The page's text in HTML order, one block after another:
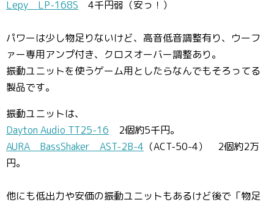
Lepy LP-168S 4千円弱（安っ！）
パワーは少し物足りないけど、高音低音調整有り、ウーフ
ァー専用アンプ付き、クロスオーバー調整あり。
振動ユニットを使うゲーム用としたらなんでもそろってる
製品です。
振動ユニットは、
Dayton Audio TT25-16 2個約5千円。
AURA BassShaker AST-2B-4 （ACT-50-4） 2個約2万
円。
他にも低出力や安価の振動ユニットもあるけど後で「物足